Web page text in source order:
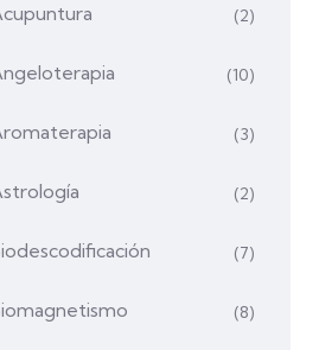
(2)
(10)
(3)
(2)
(7)
(8)